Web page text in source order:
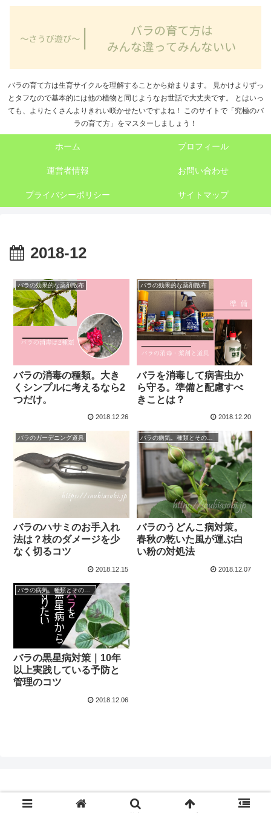
バラの育て方は生育サイクルを理解することから始まります。 見かけよりずっ
とタフなので基本的には他の植物と同じようなお世話で大丈夫です。 とはいっ
ても、よりたくさんよりきれい咲かせたいですよね！ このサイトで「究極のバ
ラの育て方」をマスターしましょう！
ホーム プロフィール
運営者情報 お問い合わせ
プライバシーポリシー サイトマップ
2018-12
バラの効果的な薬剤散布
バラの消毒の種類。大き
くシンプルに考えるなら2
つだけ。
2018.12.26
バラの効果的な薬剤散布
バラを消毒して病害虫か
ら守る。準備と配慮すべ
きことは？
2018.12.20
バラのガーデニング道具
バラのハサミのお手入れ
法は？枝のダメージを少
なく切るコツ
2018.12.15
バラのうどんこ病対策。
春秋の乾いた風が運ぶ白
い粉の対処法
2018.12.07
バラの病気。種類とその予防と治療の方法は？
バラの黒星病対策｜10年
以上実践している予防と
管理のコツ
2018.12.06
© 2018 ～さうび遊び～ バラの育て方はみんな違ってみんないい.